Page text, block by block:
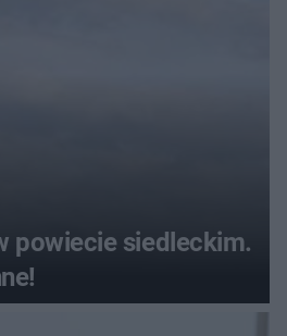
powiecie siedleckim.